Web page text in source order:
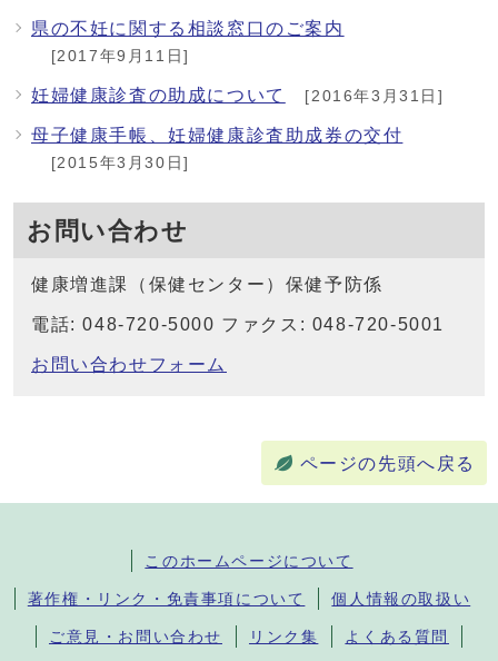
県の不妊に関する相談窓口のご案内
[2017年9月11日]
妊婦健康診査の助成について [2016年3月31日]
母子健康手帳、妊婦健康診査助成券の交付
[2015年3月30日]
お問い合わせ
健康増進課（保健センター）保健予防係
電話: 048-720-5000 ファクス: 048-720-5001
お問い合わせフォーム
ページの先頭へ戻る
このホームページについて
著作権・リンク・免責事項について 個人情報の取扱い
ご意見・お問い合わせ リンク集 よくある質問